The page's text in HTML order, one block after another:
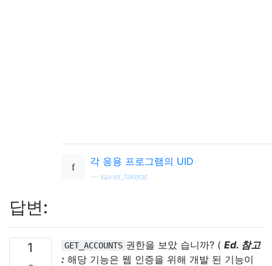
각 응용 프로그램의 UID
xavier_fakerat
답변:
1 GET_ACCOUNTS 권한을 보았 습니까? ( Ed. 참고
: 해당 기능은 웹 인증을 위해 개발 된 기능이